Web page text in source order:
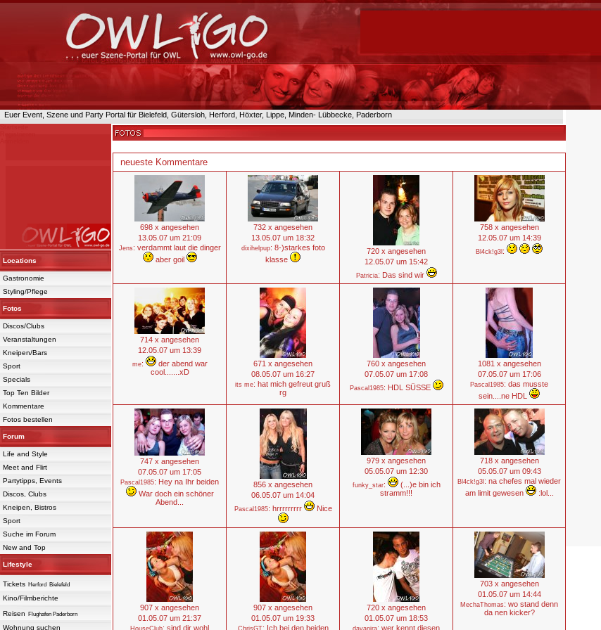
Euer Event, Szene und Party Portal für Bielefeld, Gütersloh, Herford, Höxter, Lippe, Minden- Lübbecke, Paderborn
Locations
Gastronomie
Styling/Pflege
Fotos
Discos/Clubs
Veranstaltungen
Kneipen/Bars
Sport
Specials
Top Ten Bilder
Kommentare
Fotos bestellen
Forum
Life and Style
Meet and Flirt
Partytipps, Events
Discos, Clubs
Kneipen, Bistros
Sport
Suche im Forum
New and Top
Lifestyle
Tickets Herford Bielefeld
Kino/Filmberichte
Reisen
Flughafen Paderborn
Wohnung suchen
neueste Kommentare
698 x angesehen
13.05.07 um 21:09
Jens: verdammt laut die dinger
aber goil
732 x angesehen
13.05.07 um 18:32
dixihelpup: 8-)starkes foto
klasse
720 x angesehen
12.05.07 um 15:42
Patricia: Das sind wir
758 x angesehen
12.05.07 um 14:39
Bl4ck!g3l :
714 x angesehen
12.05.07 um 13:39
me:
der abend war
cool.......xD
671 x angesehen
08.05.07 um 16:27
its me: hat mich gefreut gruß
rg
760 x angesehen
07.05.07 um 17:08
Pascal1985: HDL SÜSSE
1081 x angesehen
07.05.07 um 17:06
Pascal1985: das musste
sein....ne HDL
747 x angesehen
07.05.07 um 17:05
Pascal1985: Hey na Ihr beiden
War doch ein schöner
Abend...
856 x angesehen
06.05.07 um 14:04
Pascal1985: hrrrrrrrrr Nice
979 x angesehen
05.05.07 um 12:30
funky_star:
(...)e bin ich
stramm!!!
718 x angesehen
05.05.07 um 09:43
Bl4ck!g3l : na chefes mal wieder
am limit gewesen
:lol...
907 x angesehen
01.05.07 um 21:37
HouseClub: sind dir wohl
907 x angesehen
01.05.07 um 19:33
ChrisGT: Ich bei den beiden
720 x angesehen
01.05.07 um 18:53
dayanira: wer kennt diesen
703 x angesehen
01.05.07 um 14:44
MechaThomas: wo stand denn
da nen kicker?